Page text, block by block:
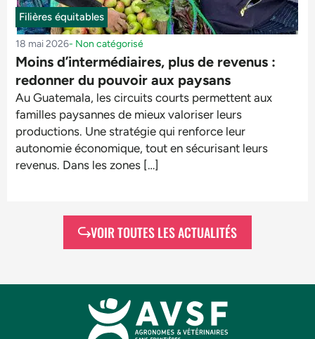
Filières équitables
18 mai 2026- Non catégorisé
Moins d’intermédiaires, plus de revenus :
redonner du pouvoir aux paysans
Au Guatemala, les circuits courts permettent aux
familles paysannes de mieux valoriser leurs
productions. Une stratégie qui renforce leur
autonomie économique, tout en sécurisant leurs
revenus. Dans les zones […]
VOIR TOUTES LES ACTUALITÉS